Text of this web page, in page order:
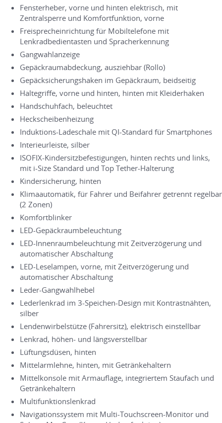
Fensterheber, vorne und hinten elektrisch, mit
Zentralsperre und Komfortfunktion, vorne
Freisprecheinrichtung für Mobiltelefone mit
Lenkradbedientasten und Spracherkennung
Gangwahlanzeige
Gepäckraumabdeckung, ausziehbar (Rollo)
Gepäcksicherungshaken im Gepäckraum, beidseitig
Haltegriffe, vorne und hinten, hinten mit Kleiderhaken
Handschuhfach, beleuchtet
Heckscheibenheizung
Induktions-Ladeschale mit QI-Standard für Smartphones
Interieurleiste, silber
ISOFIX-Kindersitzbefestigungen, hinten rechts und links,
mit i-Size Standard und Top Tether-Halterung
Kindersicherung, hinten
Klimaautomatik, für Fahrer und Beifahrer getrennt regelbar
(2 Zonen)
Komfortblinker
LED-Gepäckraumbeleuchtung
LED-Innenraumbeleuchtung mit Zeitverzögerung und
automatischer Abschaltung
LED-Leselampen, vorne, mit Zeitverzögerung und
automatischer Abschaltung
Leder-Gangwahlhebel
Lederlenkrad im 3-Speichen-Design mit Kontrastnähten,
silber
Lendenwirbelstütze (Fahrersitz), elektrisch einstellbar
Lenkrad, höhen- und längsverstellbar
Lüftungsdüsen, hinten
Mittelarmlehne, hinten, mit Getränkehaltern
Mittelkonsole mit Armauflage, integriertem Staufach und
Getränkehaltern
Multifunktionslenkrad
Navigationssystem mit Multi-Touchscreen-Monitor und